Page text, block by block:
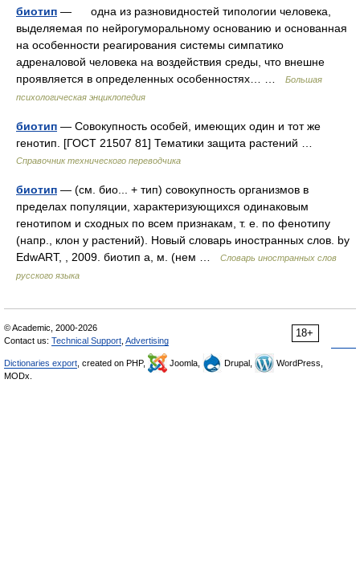
биотип — одна из разновидностей типологии человека,
выделяемая по нейрогуморальному основанию и основанная
на особенности реагирования системы симпатико
адреналовой человека на воздействия среды, что внешне
проявляется в определенных особенностях… …
Большая
психологическая энциклопедия
биотип — Совокупность особей, имеющих один и тот же
генотип. [ГОСТ 21507 81] Тематики защита растений …
Справочник технического переводчика
биотип — (см. био... + тип) совокупность организмов в
пределах популяции, характеризующихся одинаковым
генотипом и сходных по всем признакам, т. е. по фенотипу
(напр., клон у растений). Новый словарь иностранных слов. by
EdwART, , 2009. биотип а, м. (нем …
Словарь иностранных слов
русского языка
18+
© Academic, 2000-2026
Contact us: Technical Support Advertising
Dictionaries export , created on PHP, Joomla, Drupal,
WordPress,
MODx.